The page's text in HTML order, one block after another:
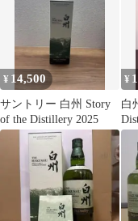
¥ 14,500
サントリー 白州 Story
of the Distillery 2025
¥
白